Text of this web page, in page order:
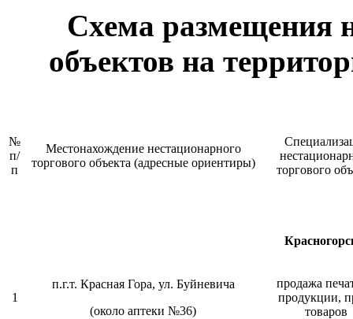
Схема размещения
объектов на
№
п/
п
Местонахождение нестационарного
торгового объекта (адресные ориентиры)
торгового
1
п.г.т. Красная Гора, ул. Буйневича
(около аптеки №36)
продажа
продукции,
товаров